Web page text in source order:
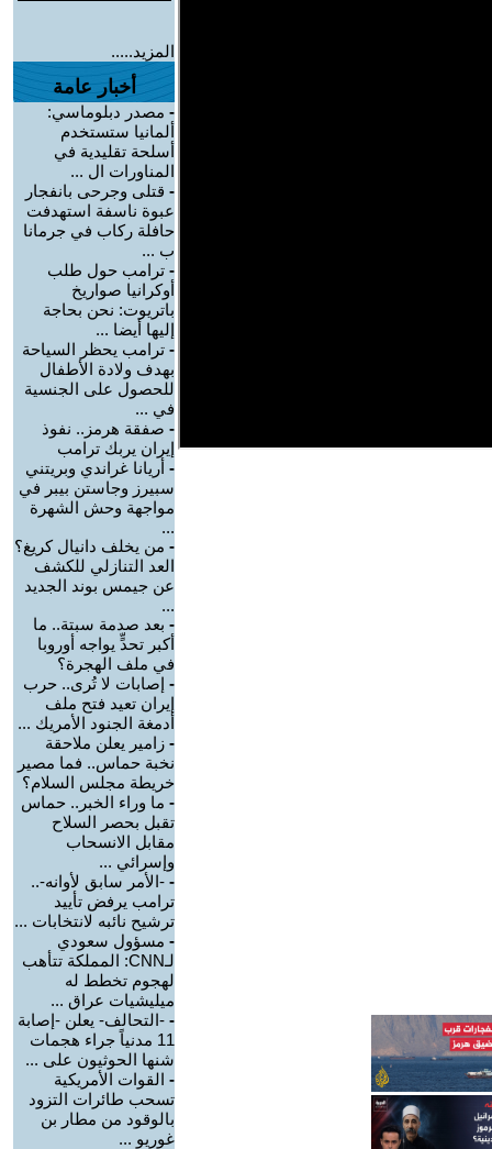
المزيد.....
أخبار عامة
- مصدر دبلوماسي:
ألمانيا ستستخدم
أسلحة تقليدية في
المناورات ال ...
- قتلى وجرحى بانفجار
عبوة ناسفة استهدفت
حافلة ركاب في جرمانا
ب ...
- ترامب حول طلب
أوكرانيا صواريخ
باتريوت: نحن بحاجة
إليها أيضا ...
- ترامب يحظر السياحة
بهدف ولادة الأطفال
للحصول على الجنسية
في ...
- صفقة هرمز.. نفوذ
إيران يربك ترامب
- أريانا غراندي وبريتني
سبيرز وجاستن بيبر في
مواجهة وحش الشهرة
...
- من يخلف دانيال كريغ؟
العد التنازلي للكشف
عن جيمس بوند الجديد
...
- بعد صدمة سبتة.. ما
أكبر تحدٍّ يواجه أوروبا
في ملف الهجرة؟
- إصابات لا تُرى.. حرب
إيران تعيد فتح ملف
أدمغة الجنود الأمريك ...
- زامير يعلن ملاحقة
نخبة حماس.. فما مصير
خريطة مجلس السلام؟
- ما وراء الخبر.. حماس
تقبل بحصر السلاح
مقابل الانسحاب
وإسرائي ...
- -الأمر سابق لأوانه-..
ترامب يرفض تأييد
ترشيح نائبه لانتخابات ...
- مسؤول سعودي
لـCNN: المملكة تتأهب
لهجوم تخطط له
ميليشيات عراق ...
- -التحالف- يعلن -إصابة
11 مدنياً جراء هجمات
شنها الحوثيون على ...
- القوات الأمريكية
تسحب طائرات التزود
بالوقود من مطار بن
غوريو ...